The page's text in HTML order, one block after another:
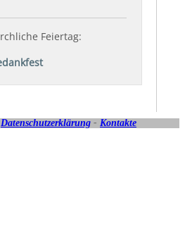
Datenschutzerklärung - Kontakte